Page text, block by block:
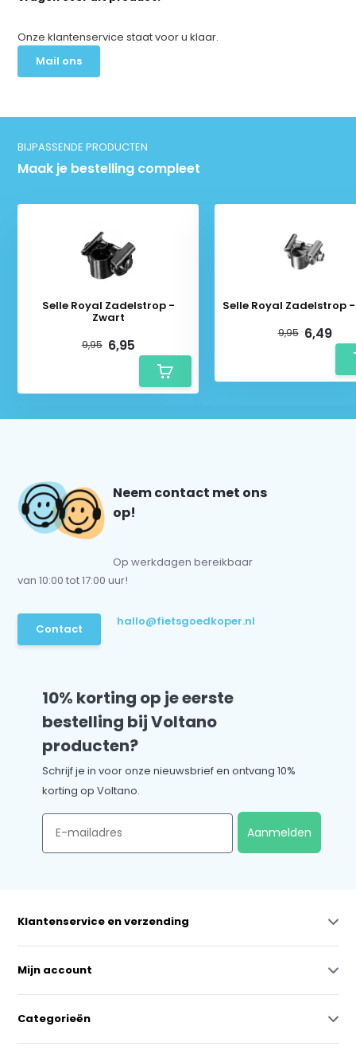
Onze klantenservice staat voor u klaar.
Mail ons
BIJPASSENDE PRODUCTEN
Maak je bestelling compleet
Selle Royal Zadelstrop -
Zwart
9,95 6,95
Selle Royal Zadelstrop
9,95 6,49
Neem contact met ons
op!
Op werkdagen bereikbaar
van 10:00 tot 17:00 uur!
Contact
hallo@fietsgoedkoper.nl
10% korting op je eerste
bestelling bij Voltano
producten?
Schrijf je in voor onze nieuwsbrief en ontvang 10%
korting op Voltano.
Email
Aanmelden
Klantenservice en verzending
Mijn account
Categorieën